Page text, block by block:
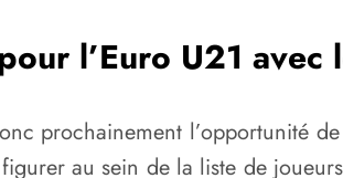
l’Euro U21 avec
prochainement l’opportunité
au sein de la liste de